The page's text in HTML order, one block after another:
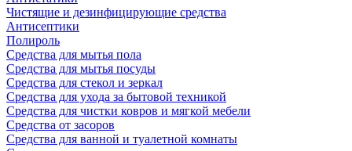
Чистящие и дезинфицирующие средства
Антисептики
Полироль
Средства для мытья пола
Средства для мытья посуды
Средства для стекол и зеркал
Средства для ухода за бытовой техникой
Средства для чистки ковров и мягкой мебели
Средства от засоров
Средства для ванной и туалетной комнаты